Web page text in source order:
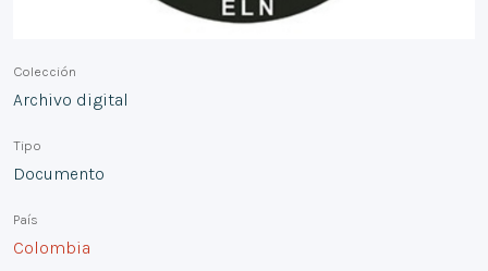
Colección
Archivo digital
Tipo
Documento
País
Colombia